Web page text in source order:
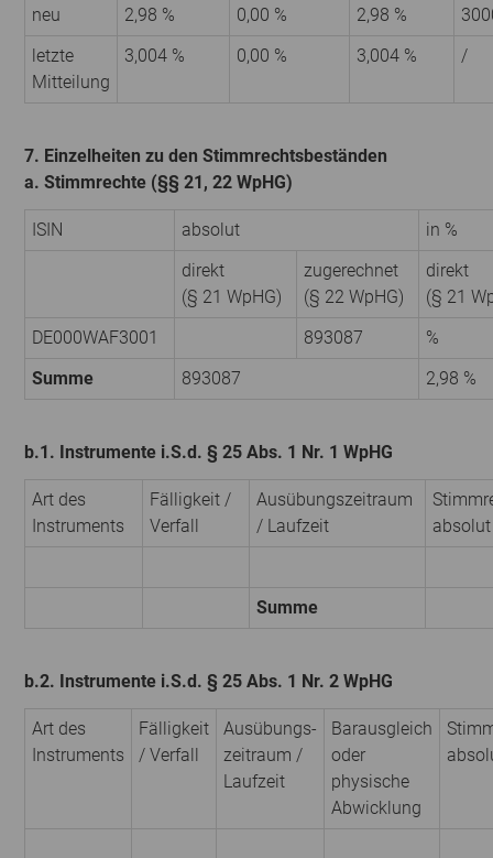
neu 2,98 % 0,00 % 2,98 %
letzte
Mitteilung
3,004 % 0,00 % 3,004 % /
7. Einzelheiten zu den Stimmrechtsbeständen
a. Stimmrechte (§§ 21, 22 WpHG)
ISIN absolut
in %
direkt
(§ 21 WpHG)
zugerechnet
(§ 22 WpHG)
direkt
(§ 21
DE000WAF3001
893087
%
Summe
893087 2,98 %
b.1. Instrumente i.S.d. § 25 Abs. 1 Nr. 1 WpHG
Art des
Instruments
Fälligkeit /
Verfall
Ausübungs­zeitraum
/ Laufzeit
absolut
Summe
b.2. Instrumente i.S.d. § 25 Abs. 1 Nr. 2 WpHG
Art des
Instruments
Fälligkeit
/ Verfall
Ausübungs­
zeitraum /
Laufzeit
Barausgleich
oder
physische
Abwicklung